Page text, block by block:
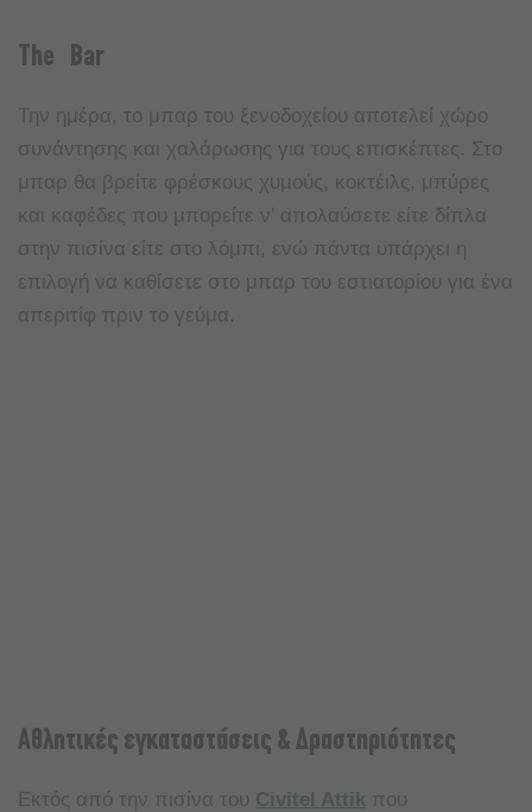
The Bar
Την ημέρα, το μπαρ του ξενοδοχείου αποτελεί χώρο
συνάντησης και χαλάρωσης για τους επισκέπτες. Στο
μπαρ θα βρείτε φρέσκους χυμούς, κοκτέιλς, μπύρες
και καφέδες που μπορείτε ν’ απολαύσετε είτε δίπλα
στην πισίνα είτε στο λόμπι, ενώ πάντα υπάρχει η
επιλογή να καθίσετε στο μπαρ του εστιατορίου για ένα
απεριτίφ πριν το γεύμα.
Αθλητικές εγκαταστάσεις & Δραστηριότητες
Εκτός από την πισίνα του Civitel Attik που